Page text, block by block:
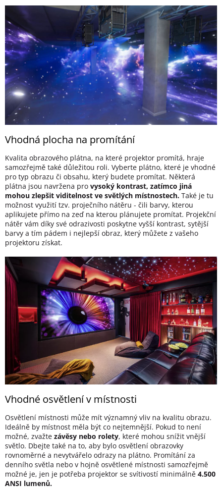
Vhodná plocha na promítání
Kvalita obrazového plátna, na které projektor promítá, hraje
samozřejmě také důležitou roli. Vyberte plátno, které je vhodné
pro typ obrazu či obsahu, který budete promítat. Některá
plátna jsou navržena pro vysoký kontrast, zatímco jiná
mohou zlepšit viditelnost ve světlých místnostech. Také je tu
možnost využití tzv. proječního nátěru - čili barvy, kterou
aplikujete přímo na zeď na kterou plánujete promítat. Projekční
nátěr vám díky své odrazivosti poskytne vyšší kontrast, sytější
barvy a tím pádem i nejlepší obraz, který můžete z vašeho
projektoru získat.
Vhodné osvětlení v místnosti
Osvětlení místnosti může mít významný vliv na kvalitu obrazu.
Ideálně by místnost měla být co nejtemnější. Pokud to není
možné, zvažte závěsy nebo rolety, které mohou snížit vnější
světlo. Dbejte také na to, aby bylo osvětlení obrazovky
rovnoměrné a nevytvářelo odrazy na plátno. Promítání za
denního světla nebo v hojně osvětlené místnosti samozřejmě
možné je, jen je potřeba projektor se svítivostí minimálně 4.500
ANSI lumenů.